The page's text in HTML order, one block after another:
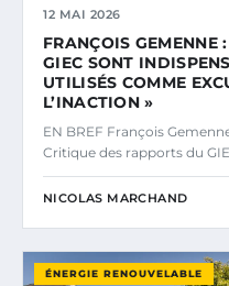
12 MAI 2026
FRANÇOIS GEMENNE
GIEC SONT
UTILISÉS COMME
L’INACTION »
EN BREF François
Critique des rapports du
NICOLAS MARCHAND
ÉNERGIE RENOUVELABLE